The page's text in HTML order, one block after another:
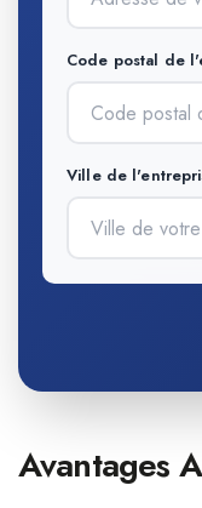
Code postal de
Ville de
Avantages